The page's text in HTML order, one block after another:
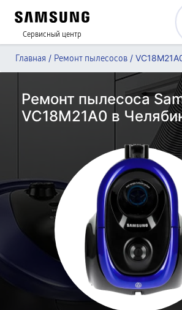
Сервисный центр
Главная / Ремонт пылесосов /
Ремонт пылесоса
VC18M21A0 в